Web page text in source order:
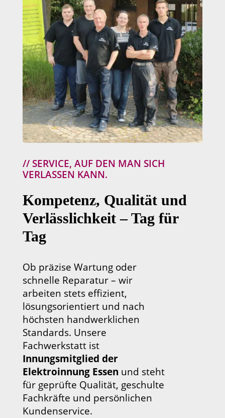
// SERVICE, AUF DEN MAN SICH
VERLASSEN KANN.
Kompetenz, Qualität und
Verlässlichkeit – Tag für
Tag
Ob präzise Wartung oder
schnelle Reparatur – wir
arbeiten stets effizient,
lösungsorientiert und nach
höchsten handwerklichen
Standards. Unsere
Fachwerkstatt ist
Innungsmitglied der
Elektroinnung Essen und steht
für geprüfte Qualität, geschulte
Fachkräfte und persönlichen
Kundenservice.